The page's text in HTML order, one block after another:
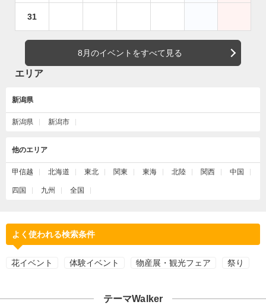
31
8月のイベントをすべて見る
エリア
新潟県
新潟県 新潟市
他のエリア
甲信越 北海道 東北 関東 東海 北陸 関西 中国
四国 九州 全国
よく使われる検索条件
花イベント 体験イベント 物産展・観光フェア 祭り
テーマWalker